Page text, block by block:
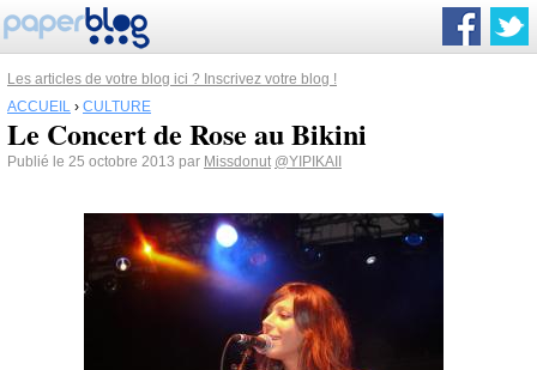
Les articles de votre blog ici ? Inscrivez votre blog !
ACCUEIL › CULTURE
Le Concert de Rose au Bikini
Publié le 25 octobre 2013 par Missdonut @YIPIKAII